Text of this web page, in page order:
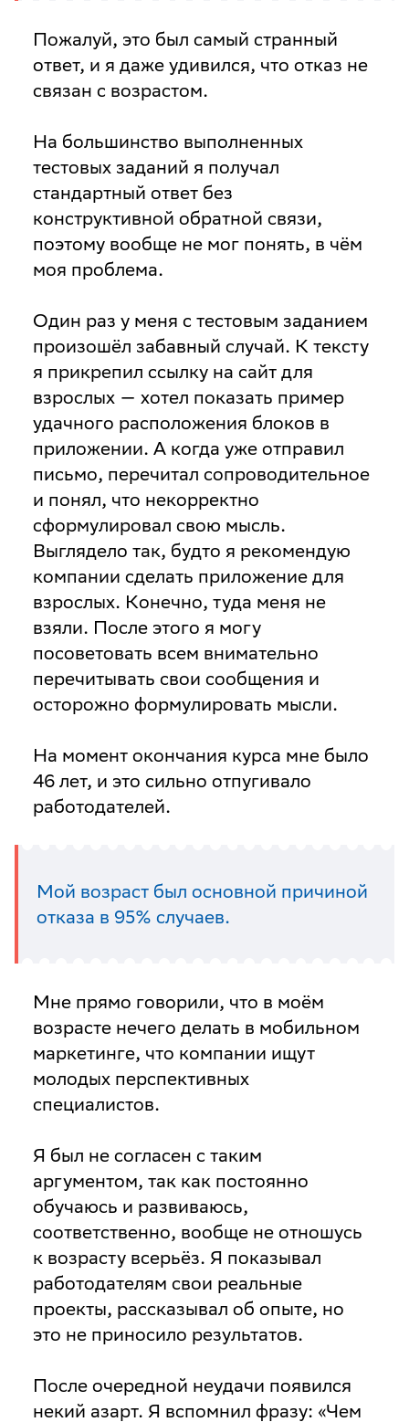
Пожалуй, это был самый странный
ответ, и я даже удивился, что отказ не
связан с возрастом.
На большинство выполненных
тестовых заданий я получал
стандартный ответ без
конструктивной обратной связи,
поэтому вообще не мог понять, в чём
моя проблема.
Один раз у меня с тестовым заданием
произошёл забавный случай. К тексту
я прикрепил ссылку на сайт для
взрослых — хотел показать пример
удачного расположения блоков в
приложении. А когда уже отправил
письмо, перечитал сопроводительное
и понял, что некорректно
сформулировал свою мысль.
Выглядело так, будто я рекомендую
компании сделать приложение для
взрослых. Конечно, туда меня не
взяли. После этого я могу
посоветовать всем внимательно
перечитывать свои сообщения и
осторожно формулировать мысли.
На момент окончания курса мне было
46 лет, и это сильно отпугивало
работодателей.
Мой возраст был основной причиной
отказа в 95% случаев.
Мне прямо говорили, что в моём
возрасте нечего делать в мобильном
маркетинге, что компании ищут
молодых перспективных
специалистов.
Я был не согласен с таким
аргументом, так как постоянно
обучаюсь и развиваюсь,
соответственно, вообще не отношусь
к возрасту всерьёз. Я показывал
работодателям свои реальные
проекты, рассказывал об опыте, но
это не приносило результатов.
После очередной неудачи появился
некий азарт. Я вспомнил фразу: «Чем